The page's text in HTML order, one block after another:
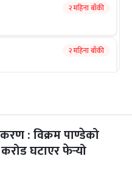
२ महिना बाँकी
२ महिना बाँकी
२ महिना बाँकी
: विक्रम पाण्डेको
घटाएर फेर्‍यो